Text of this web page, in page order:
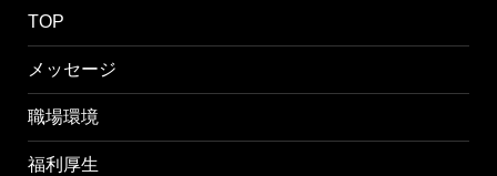
TOP
メッセージ
職場環境
福利厚生